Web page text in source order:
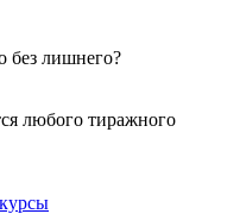
без лишнего?
любого тиражного